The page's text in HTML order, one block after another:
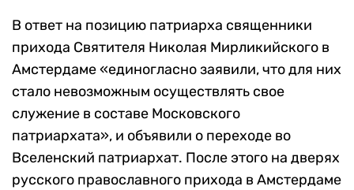
В ответ на позицию патриарха священники
прихода Святителя Николая Мирликийского в
Амстердаме «единогласно заявили, что для них
стало невозможным осуществлять свое
служение в составе Московского
патриархата», и объявили о переходе во
Вселенский патриархат. После этого на дверях
русского православного прихода в Амстердаме